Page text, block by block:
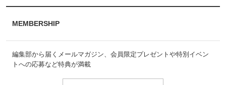
MEMBERSHIP
編集部から届くメールマガジン、会員限定プレゼントや特別イベン
トへの応募など特典が満載